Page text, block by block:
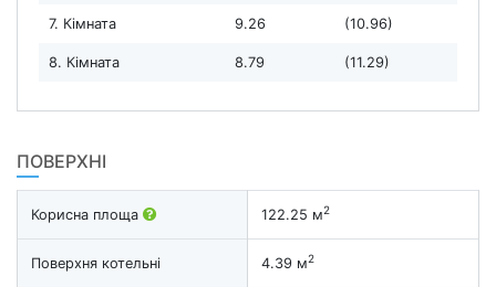
7. Кімната 9.26 (10.96)
8. Кімната 8.79 (11.29)
ПОВЕРХНІ
Корисна площа 122.25 м2
Поверхня котельні 4.39 м2